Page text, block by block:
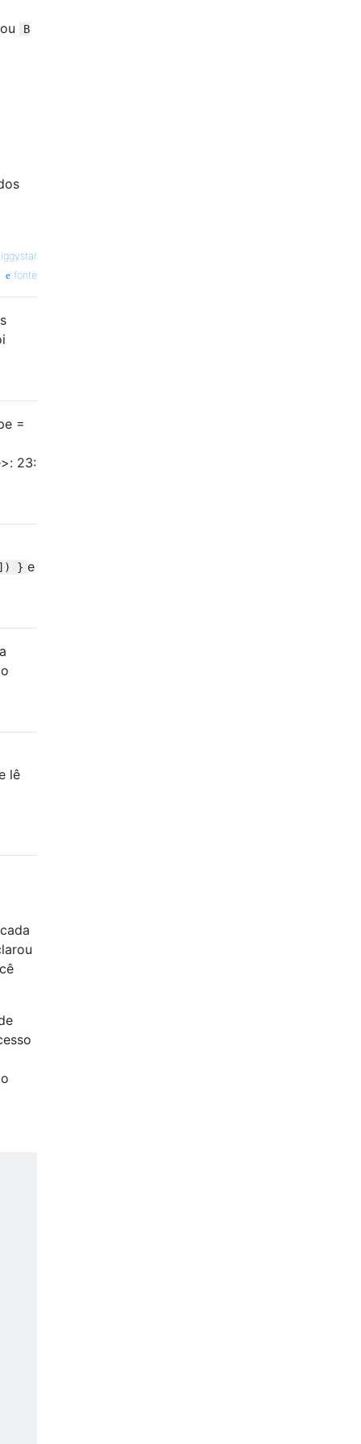
B
fonte
=
23:
} e
lê